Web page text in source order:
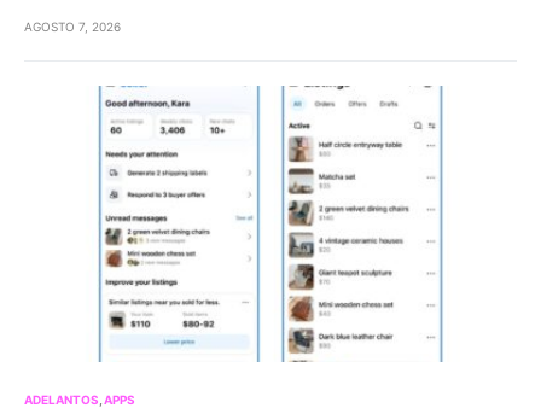
AGOSTO 7, 2026
ADELANTOS APPS